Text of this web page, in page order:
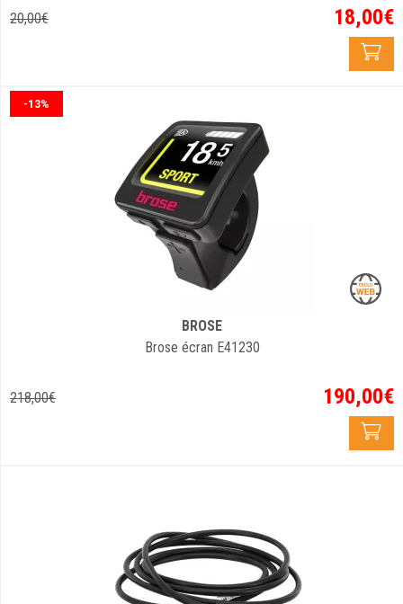
20,00€ 18,00€
-13%
BROSE
Brose écran E41230
218,00€ 190,00€